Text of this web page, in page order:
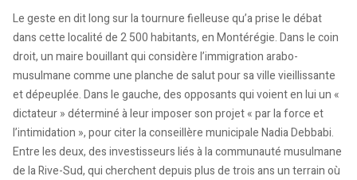
Le geste en dit long sur la tournure fielleuse qu’a prise le débat
dans cette localité de 2 500 habitants, en Montérégie. Dans le coin
droit, un maire bouillant qui considère l’immigration arabo-
musulmane comme une planche de salut pour sa ville vieillissante
et dépeuplée. Dans le gauche, des opposants qui voient en lui un «
dictateur » déterminé à leur imposer son projet « par la force et
l’intimidation », pour citer la conseillère municipale Nadia Debbabi.
Entre les deux, des investisseurs liés à la communauté musulmane
de la Rive-Sud, qui cherchent depuis plus de trois ans un terrain où